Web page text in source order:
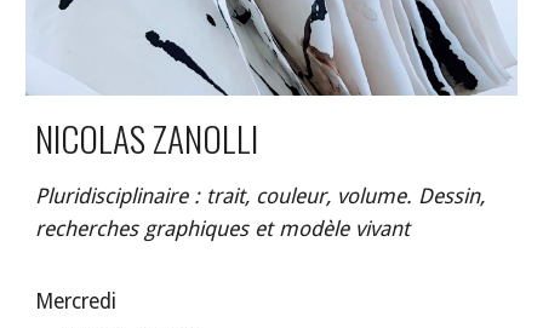
NICOLAS ZANOLLI
Pluridisciplinaire : trait, couleur, volume. Dessin,
recherches graphiques et modèle vivant
Mercredi